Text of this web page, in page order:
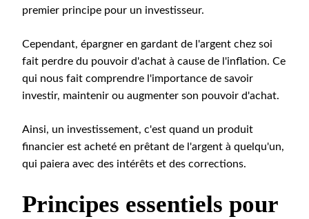
premier principe pour un investisseur.
Cependant, épargner en gardant de l'argent chez soi
fait perdre du pouvoir d'achat à cause de l'inflation. Ce
qui nous fait comprendre l'importance de savoir
investir, maintenir ou augmenter son pouvoir d'achat.
Ainsi, un investissement, c'est quand un produit
financier est acheté en prêtant de l'argent à quelqu'un,
qui paiera avec des intérêts et des corrections.
Principes essentiels pour